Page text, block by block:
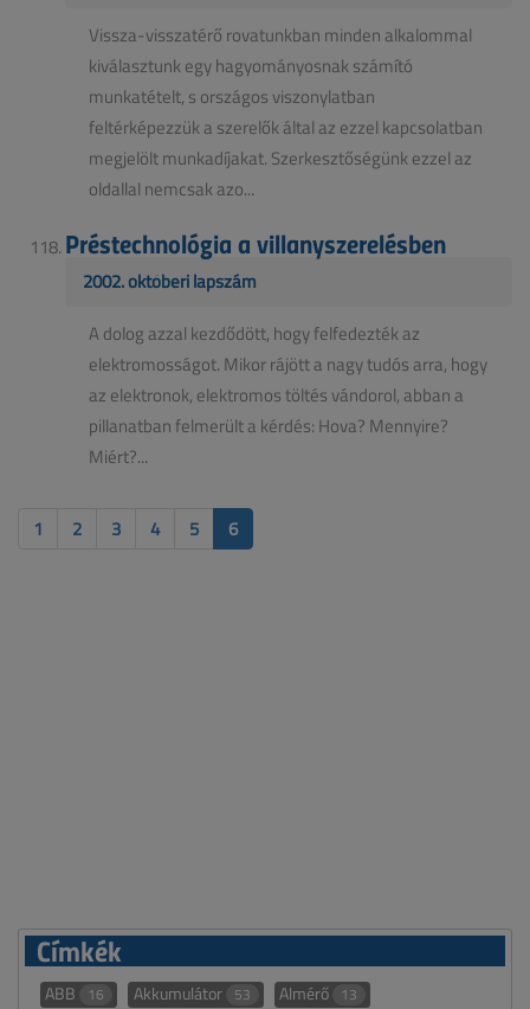
Vissza-visszatérő rovatunkban minden alkalommal
kiválasztunk egy hagyományosnak számító
munkatételt, s országos viszonylatban
feltérképezzük a szerelők által az ezzel kapcsolatban
megjelölt munkadíjakat. Szerkesztőségünk ezzel az
oldallal nemcsak azo...
Préstechnológia a villanyszerelésben
2002. októberi lapszám
A dolog azzal kezdődött, hogy felfedezték az
elektromosságot. Mikor rájött a nagy tudós arra, hogy
az elektronok, elektromos töltés vándorol, abban a
pillanatban felmerült a kérdés: Hova? Mennyire?
Miért?...
1 2 3 4 5 6
Címkék
ABB 16 Akkumulátor 53 Almérő 13